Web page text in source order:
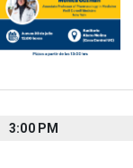
3:00 PM